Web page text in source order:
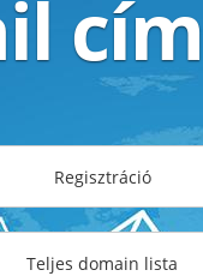
Regisztráció
Teljes domain lista